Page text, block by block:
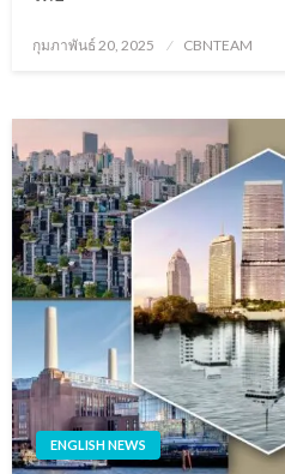
Posted
กุมภาพันธ์ 20, 2025 CBNTEAM
ENGLISH NEWS